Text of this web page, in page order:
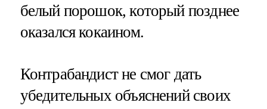
белый порошок, который позднее
оказался кокаином.
Контрабандист не смог дать
убедительных объяснений своих